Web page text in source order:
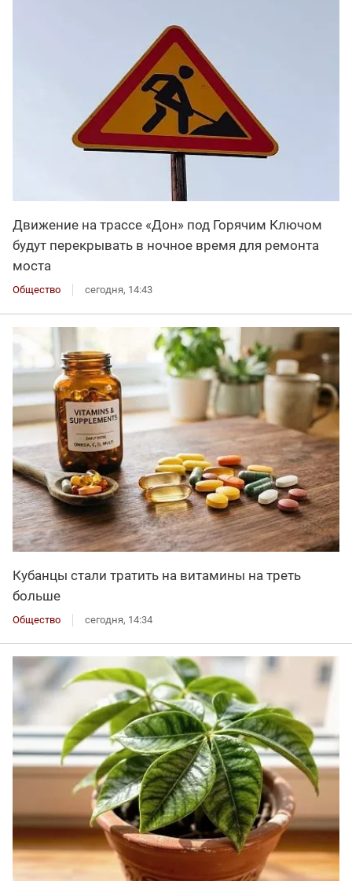
Движение на трассе «Дон» под Горячим Ключом
будут перекрывать в ночное время для ремонта
моста
Общество сегодня, 14:43
Кубанцы стали тратить на витамины на треть
больше
Общество сегодня, 14:34